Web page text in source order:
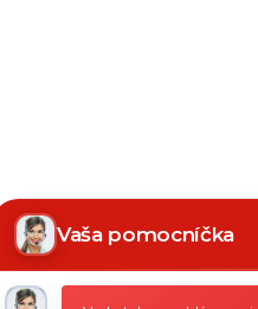
Vaša pomocníčka